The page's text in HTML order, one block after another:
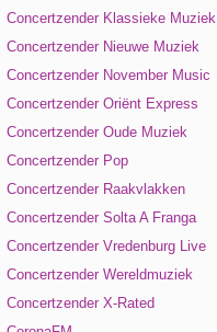
Concertzender Klassieke Muziek
Concertzender Nieuwe Muziek
Concertzender November Music
Concertzender Oriënt Express
Concertzender Oude Muziek
Concertzender Pop
Concertzender Raakvlakken
Concertzender Solta A Franga
Concertzender Vredenburg Live
Concertzender Wereldmuziek
Concertzender X-Rated